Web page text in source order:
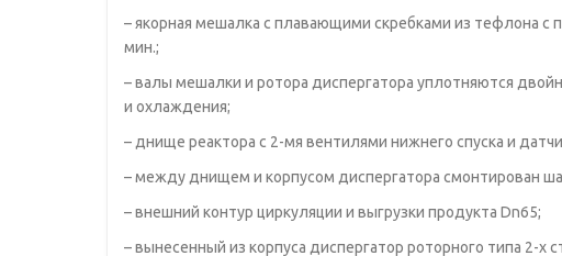
– якорная мешалка с плавающими скребками из тефлона
мин.;
– валы мешалки и ротора диспергатора уплотняются
и охлаждения;
– днище реактора с 2-мя вентилями нижнего спуска и
– между днищем и корпусом диспергатора смонтирован
– внешний контур циркуляции и выгрузки продукта Dn65;
– вынесенный из корпуса диспергатор роторного типа 2-х